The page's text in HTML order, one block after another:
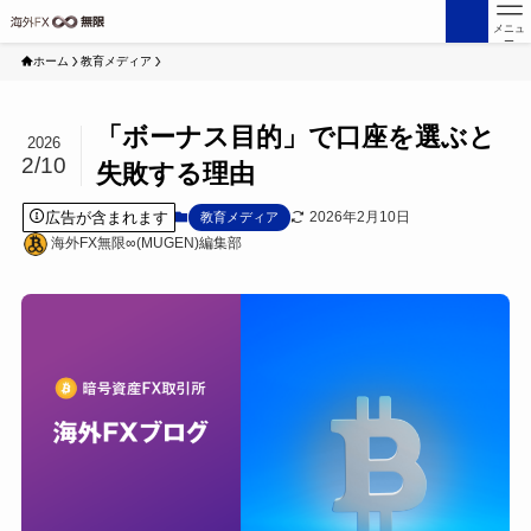
メニュ
ー
ホーム 教育メディア
「ボーナス目的」で口座を選ぶと
失敗する理由
2026
2/10
広告が含まれます 教育メディア
2026年2月10日
海外FX無限∞(MUGEN)編集部